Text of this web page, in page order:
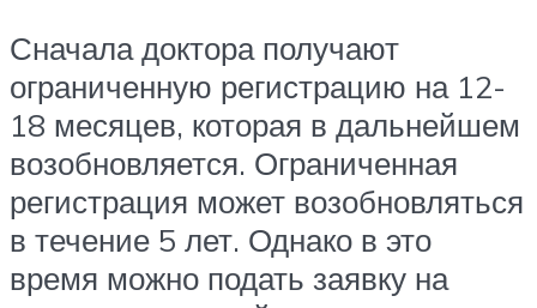
Сначала доктора получают
ограниченную регистрацию на 12-
18 месяцев, которая в дальнейшем
возобновляется. Ограниченная
регистрация может возобновляться
в течение 5 лет. Однако в это
время можно подать заявку на